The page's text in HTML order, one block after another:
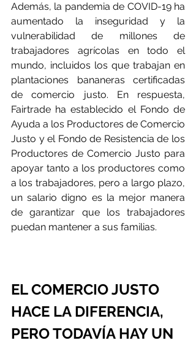
Además, la pandemia de COVID-19 ha
aumentado la inseguridad y la
vulnerabilidad de millones de
trabajadores agrícolas en todo el
mundo, incluidos los que trabajan en
plantaciones bananeras certificadas
de comercio justo. En respuesta,
Fairtrade ha establecido el Fondo de
Ayuda a los Productores de Comercio
Justo y el Fondo de Resistencia de los
Productores de Comercio Justo para
apoyar tanto a los productores como
a los trabajadores, pero a largo plazo,
un salario digno es la mejor manera
de garantizar que los trabajadores
puedan mantener a sus familias.
EL COMERCIO JUSTO
HACE LA DIFERENCIA,
PERO TODAVÍA HAY UN